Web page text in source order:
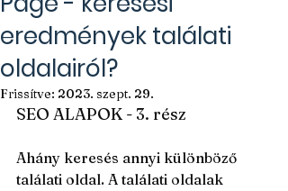
eredmények találati
oldalairól?
Frissítve: 2023. szept. 29.
SEO ALAPOK - 3. rész
Ahány keresés annyi különböző
találati oldal. A találati oldalak